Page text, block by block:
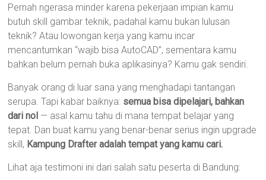
Pernah ngerasa minder karena pekerjaan impian kamu
butuh skill gambar teknik, padahal kamu bukan lulusan
teknik? Atau lowongan kerja yang kamu incar
mencantumkan “wajib bisa AutoCAD”, sementara kamu
bahkan belum pernah buka aplikasinya? Kamu gak sendiri.
Banyak orang di luar sana yang menghadapi tantangan
serupa. Tapi kabar baiknya: semua bisa dipelajari, bahkan
dari nol — asal kamu tahu di mana tempat belajar yang
tepat. Dan buat kamu yang benar-benar serius ingin upgrade
skill, Kampung Drafter adalah tempat yang kamu cari.
Lihat aja testimoni ini dari salah satu peserta di Bandung: